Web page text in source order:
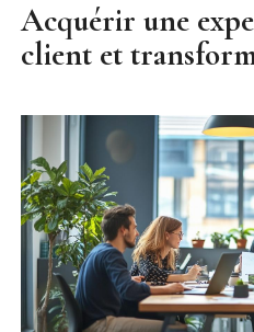
Acquérir une
client et